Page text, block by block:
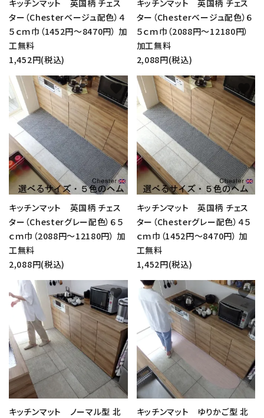
キッチンマット 英国柄 チェス
ター（Chesterベージュ配色）４
５ｃｍ巾（1452円～8470円） 加
工無料
1,452円(税込)
キッチンマット 英国柄 チェス
ター（Chesterベージュ配色）６
５ｃｍ巾（2088円～12180円）
加工無料
2,088円(税込)
キッチンマット 英国柄 チェス
ター（Chesterグレー配色）６５
ｃｍ巾（2088円～12180円） 加
工無料
2,088円(税込)
favorite
キッチンマット 英国柄 チェス
ター（Chesterグレー配色）４５
ｃｍ巾（1452円～8470円） 加
工無料
1,452円(税込)
favorite
キッチンマット ノーマル型 北
favorite
キッチンマット ゆりかご型 北
favorite
キーワード
カテゴリー
検索する